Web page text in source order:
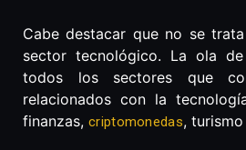
Cabe destacar que no se
sector tecnológico. La ola
todos los sectores que
relacionados con la
finanzas, criptomonedas,